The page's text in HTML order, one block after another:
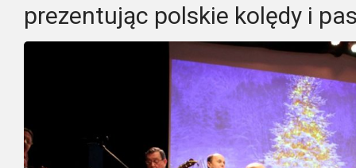
prezentując polskie kolędy i